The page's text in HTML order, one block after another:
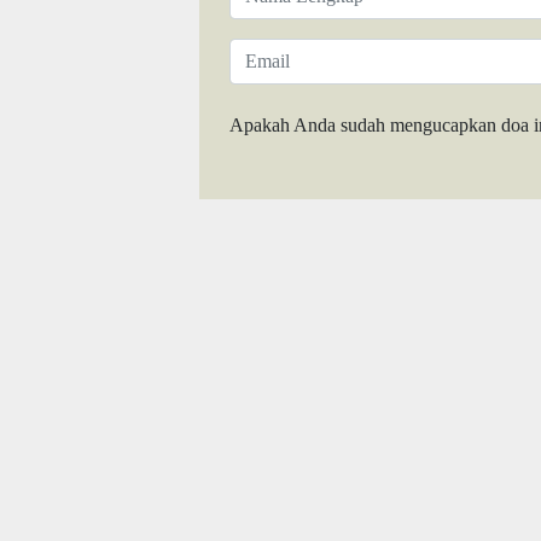
Apakah Anda sudah mengucapkan doa